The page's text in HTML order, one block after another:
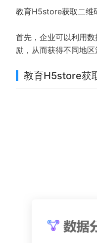
教育H5store获取二维
首先，企业可以利用
励，从而获得不同地
教育H5store获